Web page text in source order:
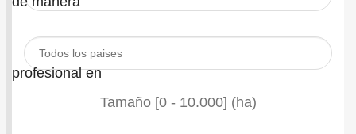
Tamaño [0- 10.000] (ha)